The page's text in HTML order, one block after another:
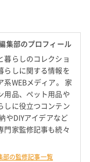
集部のプロフィール
暮らしのコレクショ
らしに関する情報を
系WEBメディア。 家
用品、ペット用品や
しに役立つコンテン
やDIYアイデアなど
門家監修記事も続々
部の監修記事一覧